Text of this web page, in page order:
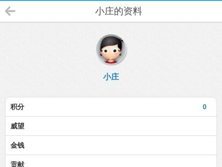
小庄的资料
小庄
0
积分
威望
金钱
贡献